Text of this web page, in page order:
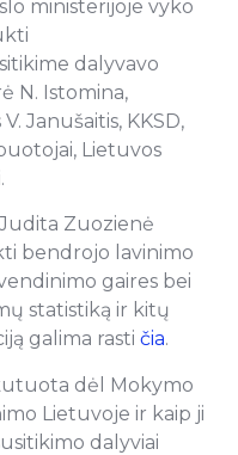
ministerijoje vyko
dalyvavo
N. Istomina,
Janušaitis, KKSD,
Lietuvos
Zuozienė
bendrojo lavinimo
gaires bei
statistiką ir kitų
galima rasti čia.
dėl Mokymo
Lietuvoje ir kaip ji
dalyviai